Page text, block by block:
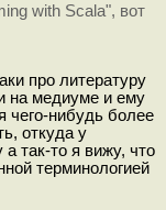
with Scala", вот
про литературу
на медиуме и ему
чего-нибудь более
откуда у
а так-то я вижу, что
терминологией